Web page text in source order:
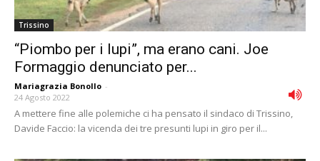
Trissino
“Piombo per i lupi”, ma erano cani. Joe
Formaggio denunciato per...
Mariagrazia Bonollo -
24 Agosto 2022
A mettere fine alle polemiche ci ha pensato il sindaco di Trissino,
Davide Faccio: la vicenda dei tre presunti lupi in giro per il...